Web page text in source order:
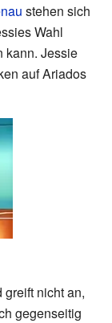
stehen sich
Wahl
kann. Jessie
auf Ariados
nicht an,
gegenseitig